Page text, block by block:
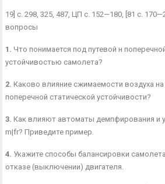
19] с. 298, 325, 487, ЦП с. 152—180, [81 с.
вопросы
1. Что понимается под путевой н
устойчивостью са­молета?
2. Каково влияние сжимаемости воздуха на
поперечной ста­тической устойчивости?
3. Как влияют автоматы демпфирования и
m|fr? При­ведите пример.
4. Укажите способы балансировки
отказе (вы­ключении) двигателя.